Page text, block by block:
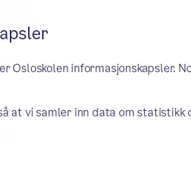
informasjonskapsler.
at vi samler inn data om statistikk